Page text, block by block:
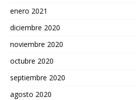
enero 2021
diciembre 2020
noviembre 2020
octubre 2020
septiembre 2020
agosto 2020